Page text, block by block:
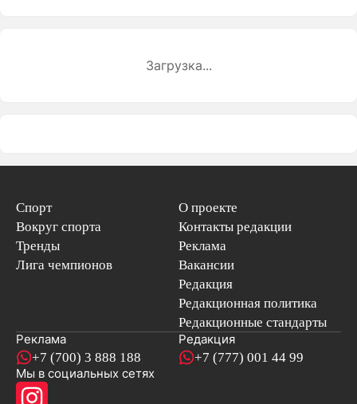
Загрузка...
Спорт
Вокруг спорта
Тренды
Лига чемпионов
О проекте
Контакты редакции
Реклама
Вакансии
Редакция
Редакционная политика
Редакционные стандарты
Реклама
+7 (700) 3 888 188
Редакция
+7 (777) 001 44 99
Мы в социальных сетях